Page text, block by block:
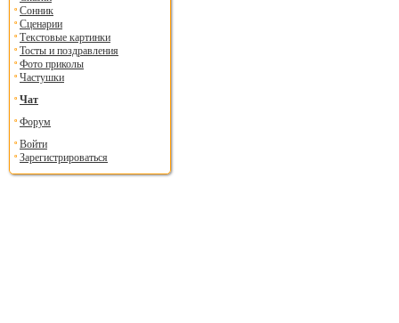
Сонник
Сценарии
Текстовые картинки
Тосты и поздравления
Фото приколы
Частушки
Чат
Форум
Войти
Зарегистрироваться